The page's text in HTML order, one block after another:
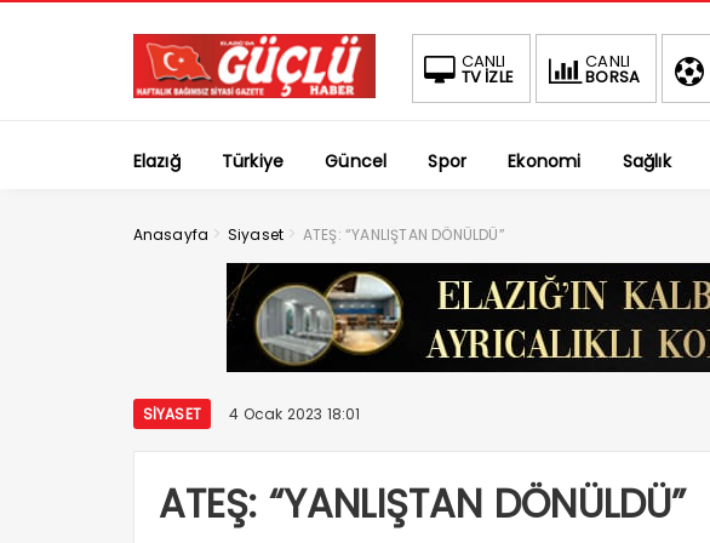
CANLI
TV İZLE
CANLI
BORSA
Elazığ Türkiye Güncel Spor Ekonomi Sağlık
Anasayfa > Siyaset > ATEŞ: “YANLIŞTAN DÖNÜLDÜ”
SIYASET 4 Ocak 2023 18:01
ATEŞ: “YANLIŞTAN DÖNÜLDÜ”